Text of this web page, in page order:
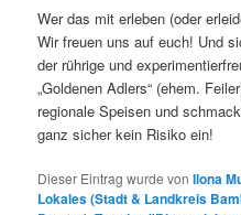
Wer das mit erleben (oder
Wir freuen uns auf euch! Und
der rührige und
„Goldenen Adlers“ (ehem.
regionale Speisen und
ganz sicher kein Risiko ein!
Dieser Eintrag wurde vonIlona
Lokales (Stadt & Landkreis